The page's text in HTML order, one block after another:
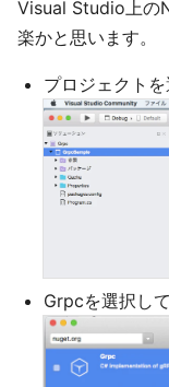
Visual Studio上の
楽かと思います。
プロジェクト
Grpcを選択し